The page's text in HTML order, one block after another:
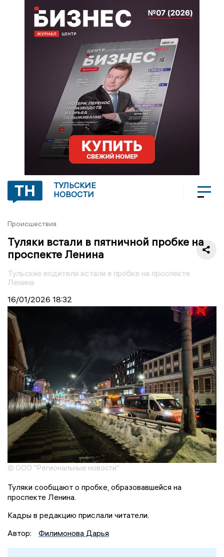
ТУЛЬСКИЕ
НОВОСТИ
Происшествия
Туляки встали в пятничной пробке на
проспекте Ленина
Тульские водители встали в пробке на проспекте
Ленина
16/01/2026 18:32
© ООО "Региональные новости"
Туляки сообщают о пробке, образовавшейся на
проспекте Ленина.
Кадры в редакцию прислали читатели.
Автор:
Филимонова Дарья